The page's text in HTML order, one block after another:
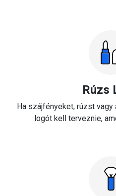
Rúzs
Ha szájfényeket, rúzst
logót kell terveznie,